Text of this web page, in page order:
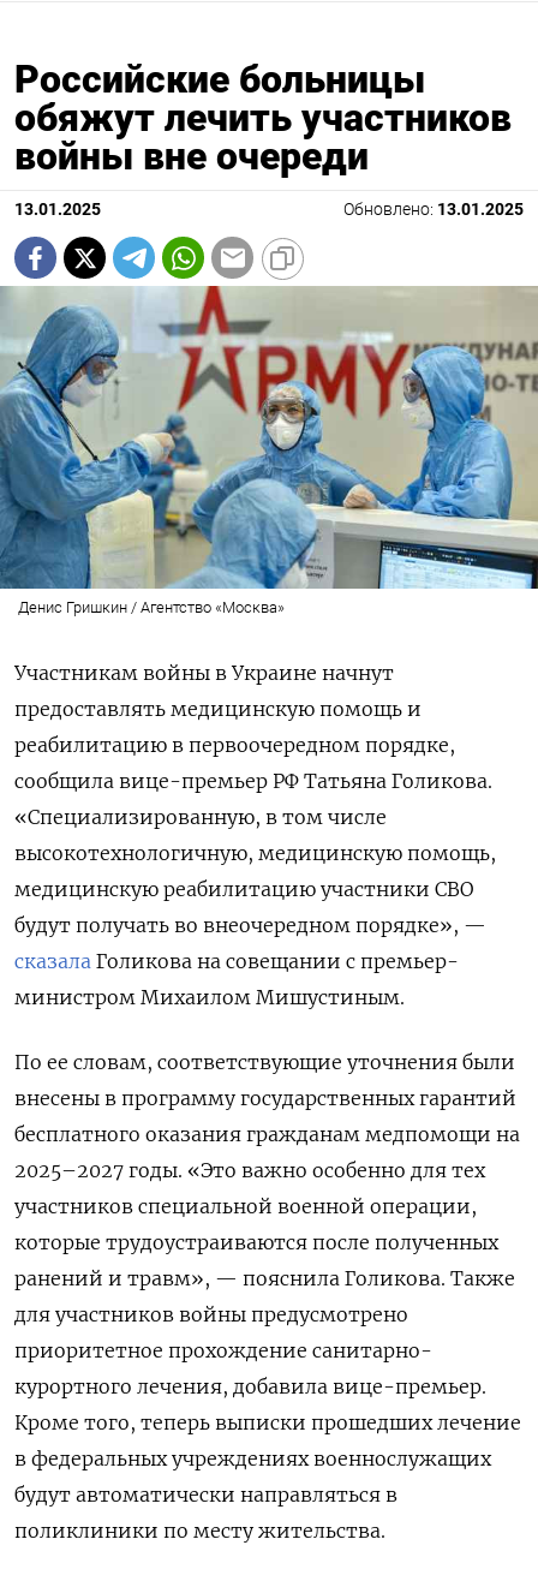
Российские больницы
обяжут лечить участников
войны вне очереди
13.01.2025 Обновлено: 13.01.2025
Денис Гришкин / Агентство «Москва»
Участникам войны в Украине начнут
предоставлять медицинскую помощь и
реабилитацию в первоочередном порядке,
сообщила вице-премьер РФ Татьяна Голикова.
«Специализированную, в том числе
высокотехнологичную, медицинскую помощь,
медицинскую реабилитацию участники СВО
будут получать во внеочередном порядке», —
сказала Голикова на совещании с премьер-
министром Михаилом Мишустиным.
По ее словам, соответствующие уточнения были
внесены в программу государственных гарантий
бесплатного оказания гражданам медпомощи на
2025–2027 годы. «Это важно особенно для тех
участников специальной военной операции,
которые трудоустраиваются после полученных
ранений и травм», — пояснила Голикова. Также
для участников войны предусмотрено
приоритетное прохождение санитарно-
курортного лечения, добавила вице-премьер.
Кроме того, теперь выписки прошедших лечение
в федеральных учреждениях военнослужащих
будут автоматически направляться в
поликлиники по месту жительства.